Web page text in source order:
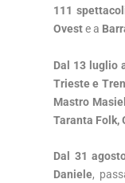
111
Oveste a
Dal 13 luglio
Trieste e
Mastro
Taranta Folk,
Dal 31
Daniele,